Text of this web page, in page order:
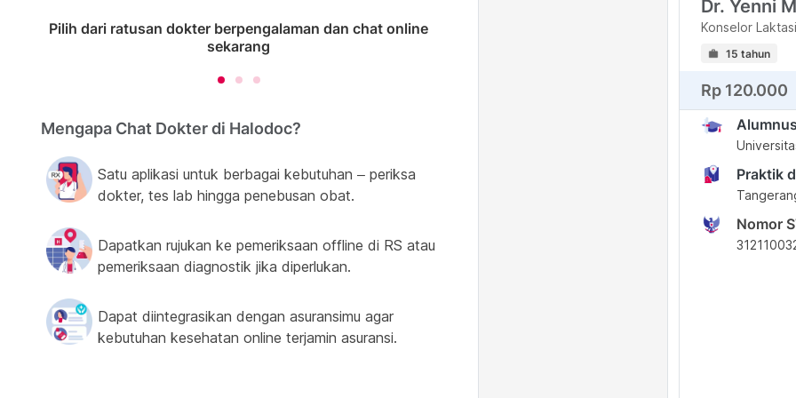
Pilih dari ratusan dokter berpengalaman dan chat online
sekarang
Mengapa Chat Dokter di Halodoc?
Satu aplikasi untuk berbagai kebutuhan – periksa
dokter, tes lab hingga penebusan obat.
Dapatkan rujukan ke pemeriksaan offline di RS atau
pemeriksaan diagnostik jika diperlukan.
Dapat diintegrasikan dengan asuransimu agar
kebutuhan kesehatan online terjamin asuransi.
Dr. Yenni
Konselor Laktasi
15 tahun
Rp 120.000
Praktik
Nomor